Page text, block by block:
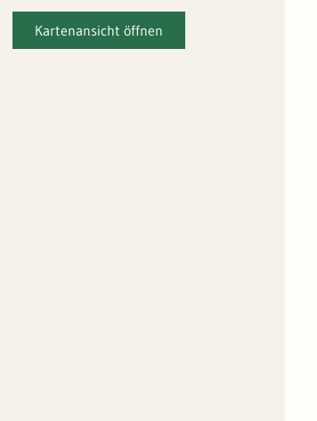
Kartenansicht öffnen